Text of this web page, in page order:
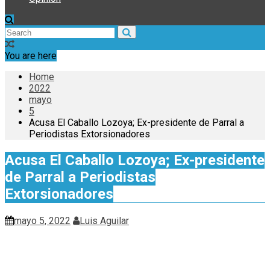
You are here
Home
2022
mayo
5
Acusa El Caballo Lozoya; Ex-presidente de Parral a
Periodistas Extorsionadores
Acusa El Caballo Lozoya; Ex-presidente
de Parral a Periodistas
Extorsionadores
mayo 5, 2022 Luis Aguilar